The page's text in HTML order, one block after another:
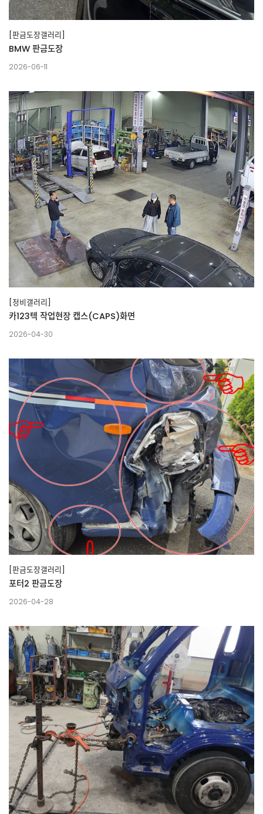
[판금도장갤러리]
BMW 판금도장
2026-06-11
[정비갤러리]
카123텍 작업현장 캡스(CAPS)화면
2026-04-30
[판금도장갤러리]
포터2 판금도장
2026-04-28